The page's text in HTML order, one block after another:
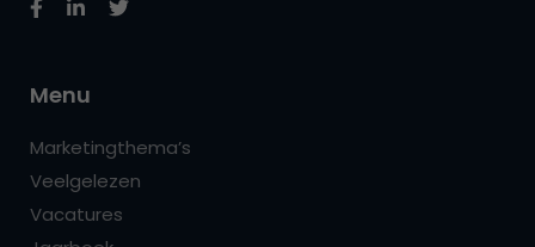
Menu
Marketingthema’s
Veelgelezen
Vacatures